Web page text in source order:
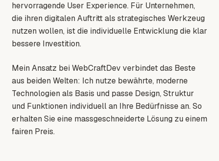
hervorragende User Experience. Für Unternehmen,
die ihren digitalen Auftritt als strategisches Werkzeug
nutzen wollen, ist die individuelle Entwicklung die klar
bessere Investition.
Mein Ansatz bei WebCraftDev verbindet das Beste
aus beiden Welten: Ich nutze bewährte, moderne
Technologien als Basis und passe Design, Struktur
und Funktionen individuell an Ihre Bedürfnisse an. So
erhalten Sie eine massgeschneiderte Lösung zu einem
fairen Preis.